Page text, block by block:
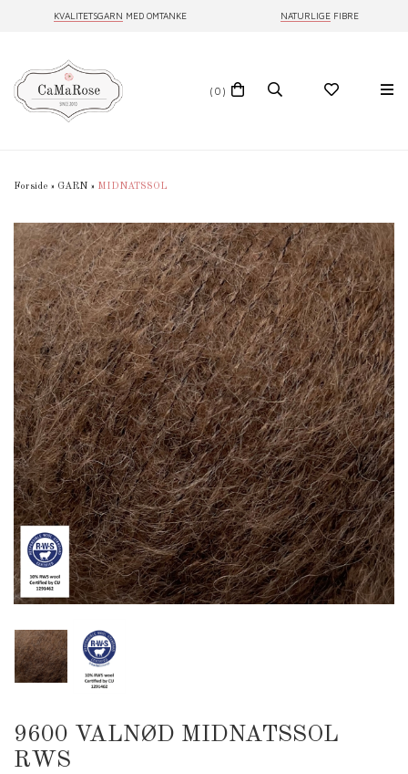
KVALITETSGARN MED OMTANKE NATURLIGE FIBRE
(0)
Forside » GARN » MIDNATSSOL
9600 VALNØD MIDNATSSOL
RWS